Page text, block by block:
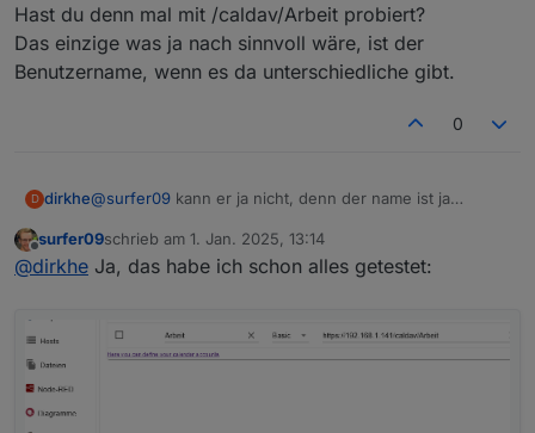
Loggt man sich dort ein, hat man Zugriff auf die
ganzen Kalender.
Ich war davon ausgegangen, dass er dann vorne
Hast du denn mal mit /caldav/Arbeit probiert?
Das einzige was ja nach sinnvoll wäre, ist der
Benutzername, wenn es da unterschiedliche gibt.
0
D dirkhe@surfer09 kann er ja nicht, denn der name ist ja
Hast du denn mal mit /caldav/Arbeit probiert?
Das einzige was ja nach sinnvoll wäre, ist der
Offline
surfer09schrieb am 1. Jan. 2025, 13:14
zuletzt editiert von
@dirkhe Ja, das habe ich schon alles getestet: